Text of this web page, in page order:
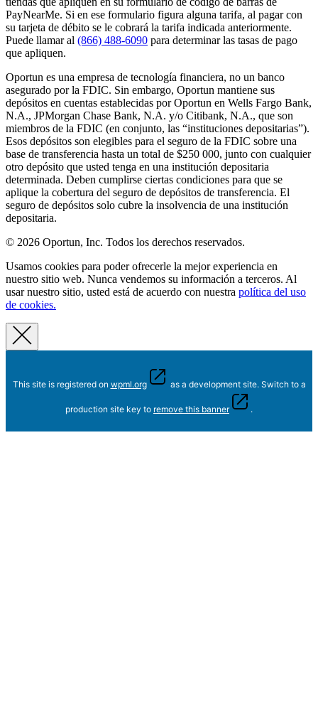
PayNearMe. Si en ese formulario figura alguna tarifa, al pagar con
su tarjeta de débito se le cobrará la tarifa indicada anteriormente.
Puede llamar al (866) 488-6090 para determinar las tasas de pago
que apliquen.
Oportun es una empresa de tecnología financiera, no un banco
asegurado por la FDIC. Sin embargo, Oportun mantiene sus
depósitos en cuentas establecidas por Oportun en Wells Fargo Bank,
N.A., JPMorgan Chase Bank, N.A. y/o Citibank, N.A., que son
miembros de la FDIC (en conjunto, las “instituciones depositarias”).
Esos depósitos son elegibles para el seguro de la FDIC sobre una
base de transferencia hasta un total de $250 000, junto con cualquier
otro depósito que usted tenga en una institución depositaria
determinada. Deben cumplirse ciertas condiciones para que se
aplique la cobertura del seguro de depósitos de transferencia. El
seguro de depósitos solo cubre la insolvencia de una institución
depositaria.
© 2026 Oportun, Inc. Todos los derechos reservados.
Usamos cookies para poder ofrecerle la mejor experiencia en
nuestro sitio web. Nunca vendemos su información a terceros. Al
usar nuestro sitio, usted está de acuerdo con nuestra política del uso
de cookies.
This site is registered on wpml.org as a development site. Switch to a
production site key to remove this banner .